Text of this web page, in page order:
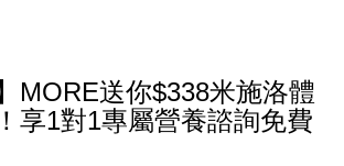
MORE送你$338米施洛體
享1對1專屬營養諮詢免費